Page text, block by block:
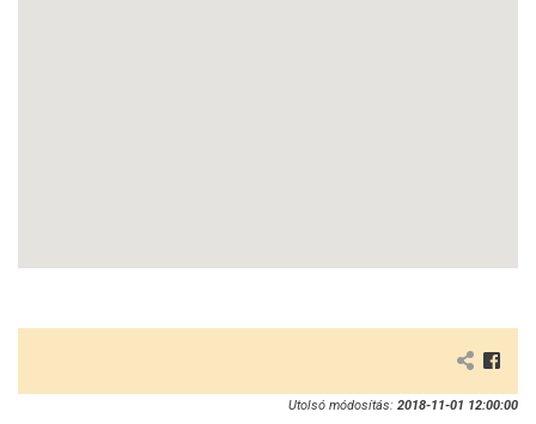
Utolsó módosítás: 2018-11-01 12:00:00